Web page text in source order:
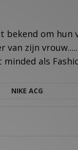
bekend om hun
zijn
als
NIKE ACG